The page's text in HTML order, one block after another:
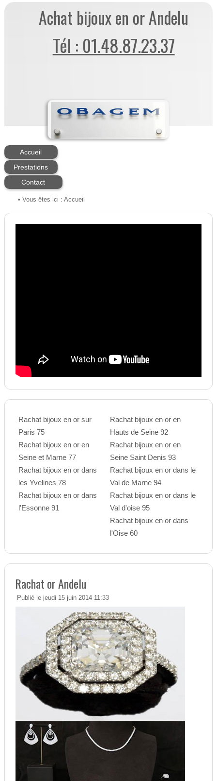
Achat bijoux en or Andelu
Tél : 01.48.87.23.37
Accueil
Prestations
Contact
• Vous êtes ici : Accueil
Rachat bijoux en or sur
Paris 75
Rachat bijoux en or en
Seine et Marne 77
Rachat bijoux en or dans
les Yvelines 78
Rachat bijoux en or dans
l'Essonne 91
Rachat bijoux en or en
Hauts de Seine 92
Rachat bijoux en or en
Seine Saint Denis 93
Rachat bijoux en or dans le
Val de Marne 94
Rachat bijoux en or dans le
Val d'oise 95
Rachat bijoux en or dans
l'Oise 60
Rachat or Andelu
Publié le jeudi 15 juin 2014 11:33